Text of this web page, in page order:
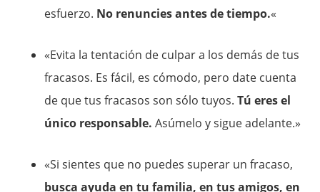
esfuerzo. No renuncies antes de tiempo.«
«Evita la tentación de culpar a los demás de tus
fracasos. Es fácil, es cómodo, pero date cuenta
de que tus fracasos son sólo tuyos.Tú eres el
único responsable. Asúmelo y sigue adelante.»
«Si sientes que no puedes superar un fracaso,
busca ayuda en tu familia, en tus amigos, en